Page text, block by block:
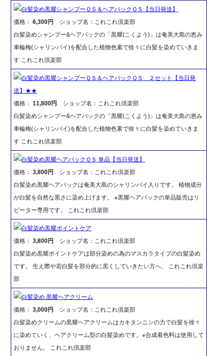
白髪染め黒耀シャンプーＱＳ＆ヘアパックＱＳ【当日発送】
価格：6,300円
ショップ名：これこれ倶楽部
白髪染めシャンプー&ヘアパックの「黒耀(こくよう)」は奄美大島の恵み
車輪梅(シャリンバイ)を配合した植物色素で徐々に白髪を染めていきま
す これこれ倶楽部
白髪染め黒耀シャンプーＱＳ＆ヘアパックＱＳ ２セット【当日発
送】★★
価格：11,800円
ショップ名：これこれ倶楽部
白髪染めシャンプー&ヘアパックの「黒耀(こくよう)」は奄美大島の恵み
車輪梅(シャリンバイ)を配合した植物色素で徐々に白髪を染めていきま
す これこれ倶楽部
白髪染め黒耀ヘアパックＱＳ 単品【当日発送】
価格：3,800円
ショップ名：これこれ倶楽部
白髪染め黒耀ヘアパックは奄美大島のシャリンバイ入りです。 植物成分
が白髪を自然な黒さに染め上げます。 ※黒耀ヘアパックの単品販売はリ
ピーター専用です。 これこれ倶楽部
白髪染め黒耀ポイントケア
価格：3,800円
ショップ名：これこれ倶楽部
白髪染め黒耀ポイントケアは部分染めの為のマスカラタイプの白髪染め
です。 生え際や若白髪を部分的に黒くしていきたい方へ。 これこれ倶楽
部
白髪染め 黒耀ヘアクリーム
価格：3,000円
ショップ名：これこれ倶楽部
白髪染めクリームの黒耀ヘアクリームはカキタンニンの力で白髪を徐々
に染めていく、ヘアクリーム型の白髪染めです。※合成着色料は使用して
おりません。 これこれ倶楽部